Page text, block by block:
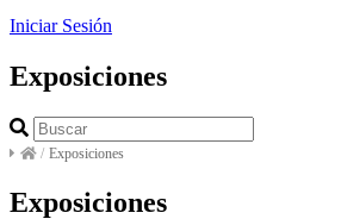
Iniciar Sesión
Exposiciones
/ Exposiciones
Exposiciones